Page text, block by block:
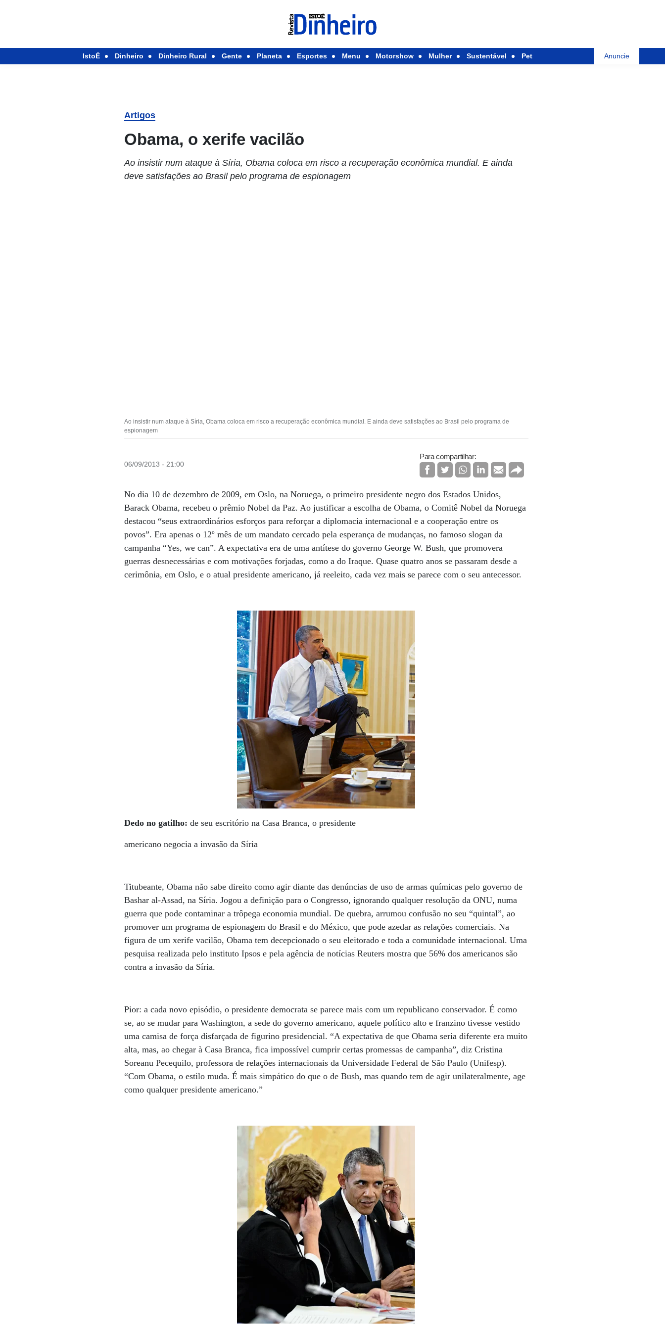
IstoÉ Dinheiro Dinheiro Rural Gente Planeta Esportes Menu Motorshow Mulher Sustentável Pet Anuncie
Artigos
Obama, o xerife vacilão
Ao insistir num ataque à Síria, Obama coloca em risco a recuperação econômica mundial. E ainda
deve satisfações ao Brasil pelo programa de espionagem
Ao insistir num ataque à Síria, Obama coloca em risco a recuperação econômica mundial. E ainda deve satisfações ao Brasil pelo programa de
espionagem
06/09/2013 - 21:00
Para compartilhar:
No dia 10 de dezembro de 2009, em Oslo, na Noruega, o primeiro presidente negro dos Estados Unidos,
Barack Obama, recebeu o prêmio Nobel da Paz. Ao justificar a escolha de Obama, o Comitê Nobel da Noruega
destacou “seus extraordinários esforços para reforçar a diplomacia internacional e a cooperação entre os
povos”. Era apenas o 12º mês de um mandato cercado pela esperança de mudanças, no famoso slogan da
campanha “Yes, we can”. A expectativa era de uma antítese do governo George W. Bush, que promovera
guerras desnecessárias e com motivações forjadas, como a do Iraque. Quase quatro anos se passaram desde a
cerimônia, em Oslo, e o atual presidente americano, já reeleito, cada vez mais se parece com o seu antecessor.
Dedo no gatilho: de seu escritório na Casa Branca, o presidente
americano negocia a invasão da Síria
Titubeante, Obama não sabe direito como agir diante das denúncias de uso de armas químicas pelo governo de
Bashar al-Assad, na Síria. Jogou a definição para o Congresso, ignorando qualquer resolução da ONU, numa
guerra que pode contaminar a trôpega economia mundial. De quebra, arrumou confusão no seu “quintal”, ao
promover um programa de espionagem do Brasil e do México, que pode azedar as relações comerciais. Na
figura de um xerife vacilão, Obama tem decepcionado o seu eleitorado e toda a comunidade internacional. Uma
pesquisa realizada pelo instituto Ipsos e pela agência de notícias Reuters mostra que 56% dos americanos são
contra a invasão da Síria.
Pior: a cada novo episódio, o presidente democrata se parece mais com um republicano conservador. É como
se, ao se mudar para Washington, a sede do governo americano, aquele político alto e franzino tivesse vestido
uma camisa de força disfarçada de figurino presidencial. “A expectativa de que Obama seria diferente era muito
alta, mas, ao chegar à Casa Branca, fica impossível cumprir certas promessas de campanha”, diz Cristina
Soreanu Pecequilo, professora de relações internacionais da Universidade Federal de São Paulo (Unifesp).
“Com Obama, o estilo muda. É mais simpático do que o de Bush, mas quando tem de agir unilateralmente, age
como qualquer presidente americano.”